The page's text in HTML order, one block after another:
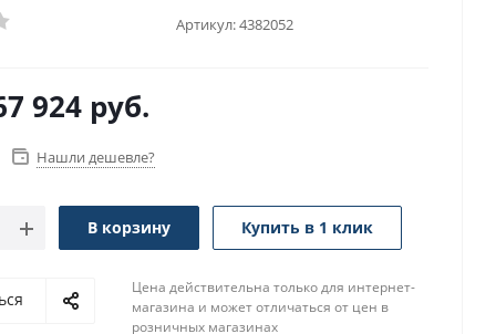
Артикул:4382052
924 руб.
Нашли дешевле?
В корзину Купить в 1 клик
Цена действительна только для интернет-
магазина и может отличаться от цен в
розничных магазинах